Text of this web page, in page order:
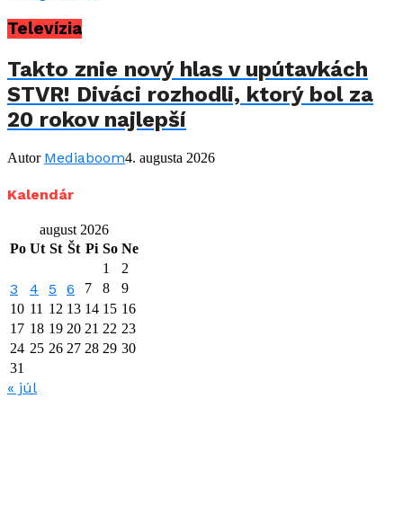
Televízia
Takto znie nový hlas v upútavkách
STVR! Diváci rozhodli, ktorý bol za
20 rokov najlepší
Autor Mediaboom4. augusta 2026
Kalendár
august 2026
Po Ut St Št Pi So Ne
1
2
3 4 5 6 7 8
9
10 11 12 13 14 15 16
17 18 19 20 21 22 23
24 25 26 27 28 29 30
31
« júl